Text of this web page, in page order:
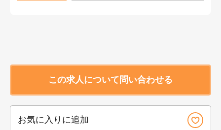
この求人について問い合わせる
お気に入りに追加